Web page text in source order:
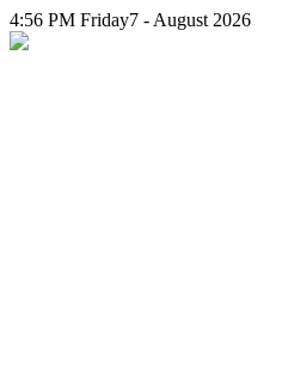
4:56 PM Friday7 - August 2026